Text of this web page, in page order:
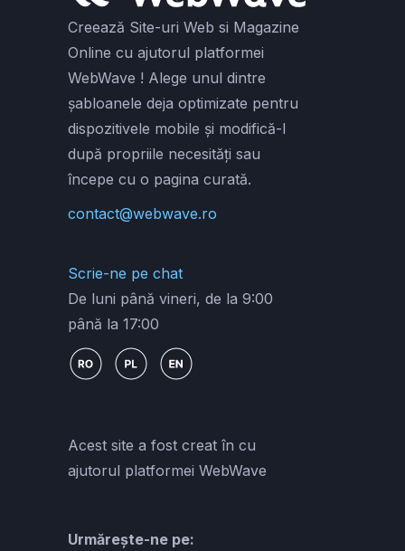
Creează Site-uri Web si Magazine
Online cu ajutorul platformei
WebWave ! Alege unul dintre
șabloanele deja optimizate pentru
dispozitivele mobile și modifică-l
după propriile necesități sau
începe cu o pagina curată.
contact@webwave.ro
Scrie-ne pe chat
De luni până vineri, de la 9:00
până la 17:00
Acest site a fost creat în cu
ajutorul platformei WebWave
Urmărește-ne pe: